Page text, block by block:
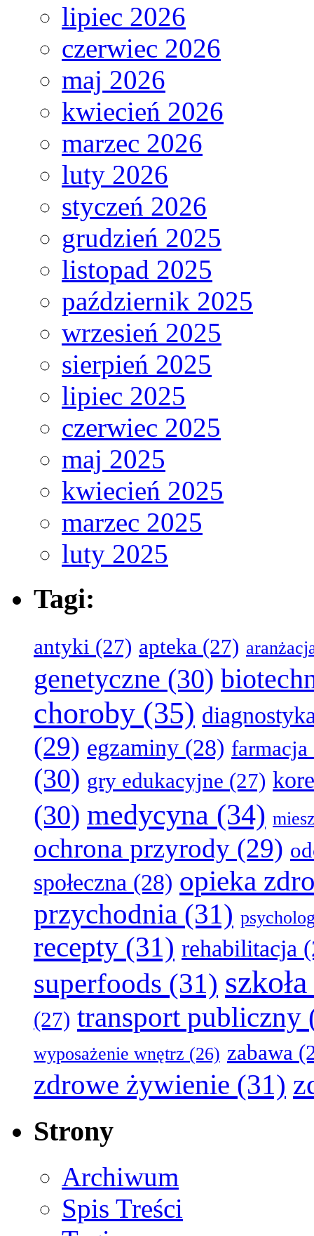
lipiec 2026
czerwiec 2026
maj 2026
kwiecień 2026
marzec 2026
luty 2026
styczeń 2026
grudzień 2025
listopad 2025
październik 2025
wrzesień 2025
sierpień 2025
lipiec 2025
czerwiec 2025
maj 2025
kwiecień 2025
marzec 2025
luty 2025
Tagi:
antyki (27) apteka (27)
genetyczne (30)
choroby (35)
(29) egzaminy (28) farmacja
(30) gry edukacyjne (27)
(30) medycyna (34)
ochrona przyrody (29)
społeczna (28) opieka
przychodnia (31)
recepty (31) rehabilitacja
superfoods (31) szkoła
(27) transport publiczny
wyposażenie wnętrz (26) zabawa
zdrowe żywienie (31)
Strony
Archiwum
Spis Treści